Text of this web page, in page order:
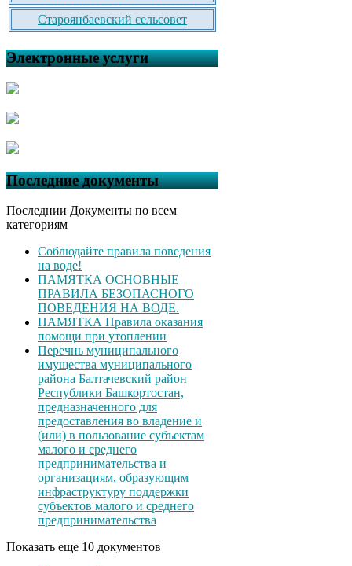
Староянбаевский сельсовет
Электронные услуги
Последние документы
Последнии Документы по всем
категориям
Соблюдайте правила поведения
на воде!
ПАМЯТКА ОСНОВНЫЕ
ПРАВИЛА БЕЗОПАСНОГО
ПОВЕДЕНИЯ НА ВОДЕ.
ПАМЯТКА Правила оказания
помощи при утоплении
Перечнь муниципального
имущества муниципального
района Балтачевский район
Республики Башкортостан,
предназначенного для
предоставления во владение и
(или) в пользование субъектам
малого и среднего
предпринимательства и
организациям, образующим
инфраструктуру поддержки
субъектов малого и среднего
предпринимательства
Показать еще 10 документов